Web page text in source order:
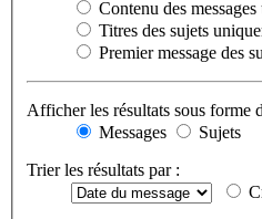
Contenu des
Titres des sujets
Premier message des
Afficher les résultats sous forme
Messages
Sujets
Trier les résultats par :